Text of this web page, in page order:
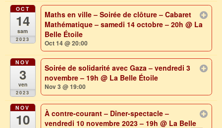
OCT
14
sam
2023
Maths en ville – Soirée de clôture – Cabaret
Mathématique – samedi 14 octobre – 20h@ La
Belle Étoile
Oct 14 @ 20:00
NOV
3
ven
2023
Soirée de solidarité avec Gaza – vendredi 3
novembre – 19h@ La Belle Étoile
Nov 3 @ 19:00
NOV
10
À contre-courant – Dîner-spectacle –
vendredi 10 novembre 2023 – 19h@ La Belle